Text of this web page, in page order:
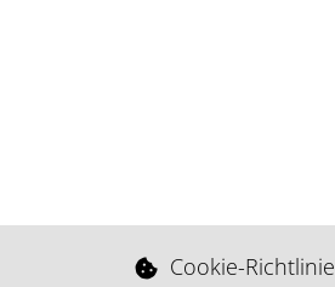
Cookie-Richtlinie